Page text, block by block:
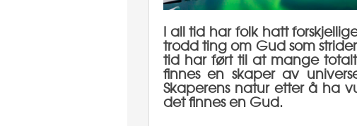
I all tid har folk hatt
trodd ting om Gud som
tid har ført til at mange
finnes en skaper av
Skaperens natur etter å ha
det finnes en Gud.